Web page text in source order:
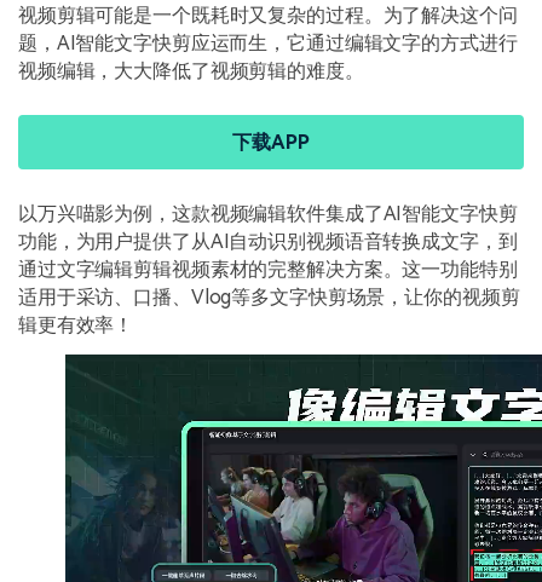
视频剪辑可能是一个既耗时又复杂的过程。为了解决这个问
题，AI智能文字快剪应运而生，它通过编辑文字的方式进行
视频编辑，大大降低了视频剪辑的难度。
下载APP
以万兴喵影为例，这款视频编辑软件集成了AI智能文字快剪
功能，为用户提供了从AI自动识别视频语音转换成文字，到
通过文字编辑剪辑视频素材的完整解决方案。这一功能特别
适用于采访、口播、Vlog等多文字快剪场景，让你的视频剪
辑更有效率！